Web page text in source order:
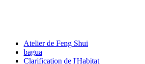
Atelier de Feng Shui
bagua
Clarification de l'Habitat